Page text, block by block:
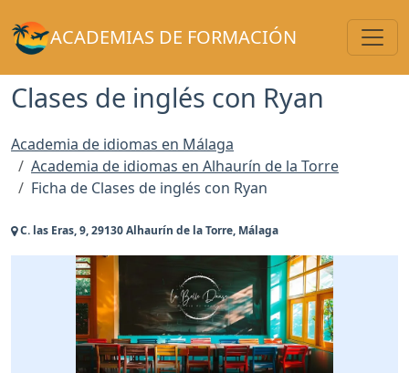
ACADEMIAS DE FORMACIÓN
Clases de inglés con Ryan
Academia de idiomas en Málaga
Academia de idiomas en Alhaurín de la Torre
Ficha de Clases de inglés con Ryan
C. las Eras, 9, 29130 Alhaurín de la Torre, Málaga